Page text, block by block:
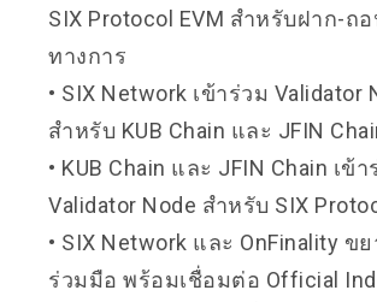
SIX Protocol EVM สำหรับฝาก-ถ
ทางการ
• SIX Network เข้าร่วม Validator
สำหรับ KUB Chain และ JFIN
• KUB Chain และ JFIN Chain เข้า
Validator Node สำหรับ SIX
• SIX Network และ OnFinality ข
ร่วมมือ พร้อมเชื่อมต่อ Official